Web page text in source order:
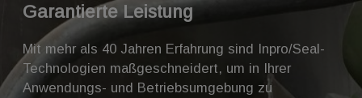
Garantierte Leistung
Mit mehr als 40 Jahren Erfahrung sind Inpro/Seal-
Technologien maßgeschneidert, um in Ihrer
Anwendungs- und Betriebsumgebung zu